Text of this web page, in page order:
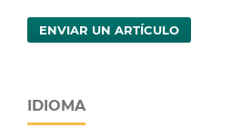
ENVIAR UN ARTÍCULO
IDIOMA